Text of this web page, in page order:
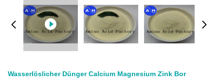
Wasserlöslicher Dünger Calcium Magnesium Zink Bor